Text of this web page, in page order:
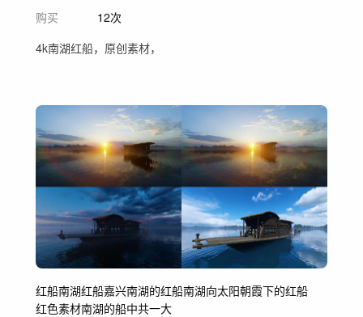
购买
12次
4k南湖红船，原创素材，
红船南湖红船嘉兴南湖的红船南湖向太阳朝霞下的红船
红色素材南湖的船中共一大